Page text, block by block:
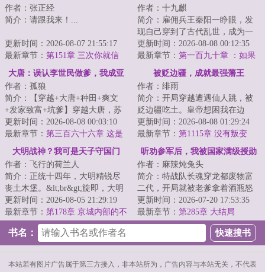
作者：张正经
简介：请跟我来！...
更新时间：2026-08-07 21:55:17
最新章节： 第151章 三次你就信
了？
称王了
作者：十九麒
简介：雇佣兵王秦阳一睁眼，发
现自己穿到了古代乱世，成为一
个爹娘双亡、家中穷苦的少年。
&lt;br/&gt;刚...
更新时间：2026-08-08 00:12:35
最新章节： 第一百九十章 ：如果
他真的要在这里……
大唐：误认李世民做爹，我成亚
作者：孤狼
简介：【穿越+大唐+种田+爽文
+发家致富+坑爹】穿越大唐，苏
哲只想逍遥躺平。谁知，一个自
称“老李”的中...
更新时间：2026-08-08 00:03:10
最新章节： 第三百六十六章 这是
卖方市场！
被贬边疆，成就最强藩王
作者：绯雨
简介：开局穿越遭遇仙人跳，被
贬边疆吃土。皇帝想困我在边
城？朝臣想看我笑话？却不知我
手握现代知识，开...
更新时间：2026-08-08 01:29:24
最新章节： 第1115章 没有叛变
大明战神？我可是天子守国门
作者：飞行的荷兰人
简介：正统十四年，大明精锐尽
丧土木堡。&lt;br&gt;旋即，大明
皇帝朱祁镇被瓦剌俘虏&lt;br&gt;
叩关叫门，...
更新时间：2026-08-05 21:29:19
最新章节： 第178章 京城内部的不
听劝参军后，我被国家满级授勋
作者：麻辣炖兔头
简介：特战队长魂穿龙都废物富
二代，开局就被老爹拿着酒瓶怒
砸 “去大西北，赎你爷爷的军
功！”绑定军人...
更新时间：2026-07-20 17:53:35
最新章节： 第285章 大结局
书名：
本站若有图片广告属于第三方接入，非本站所为，广告内容与本站无关，不代表